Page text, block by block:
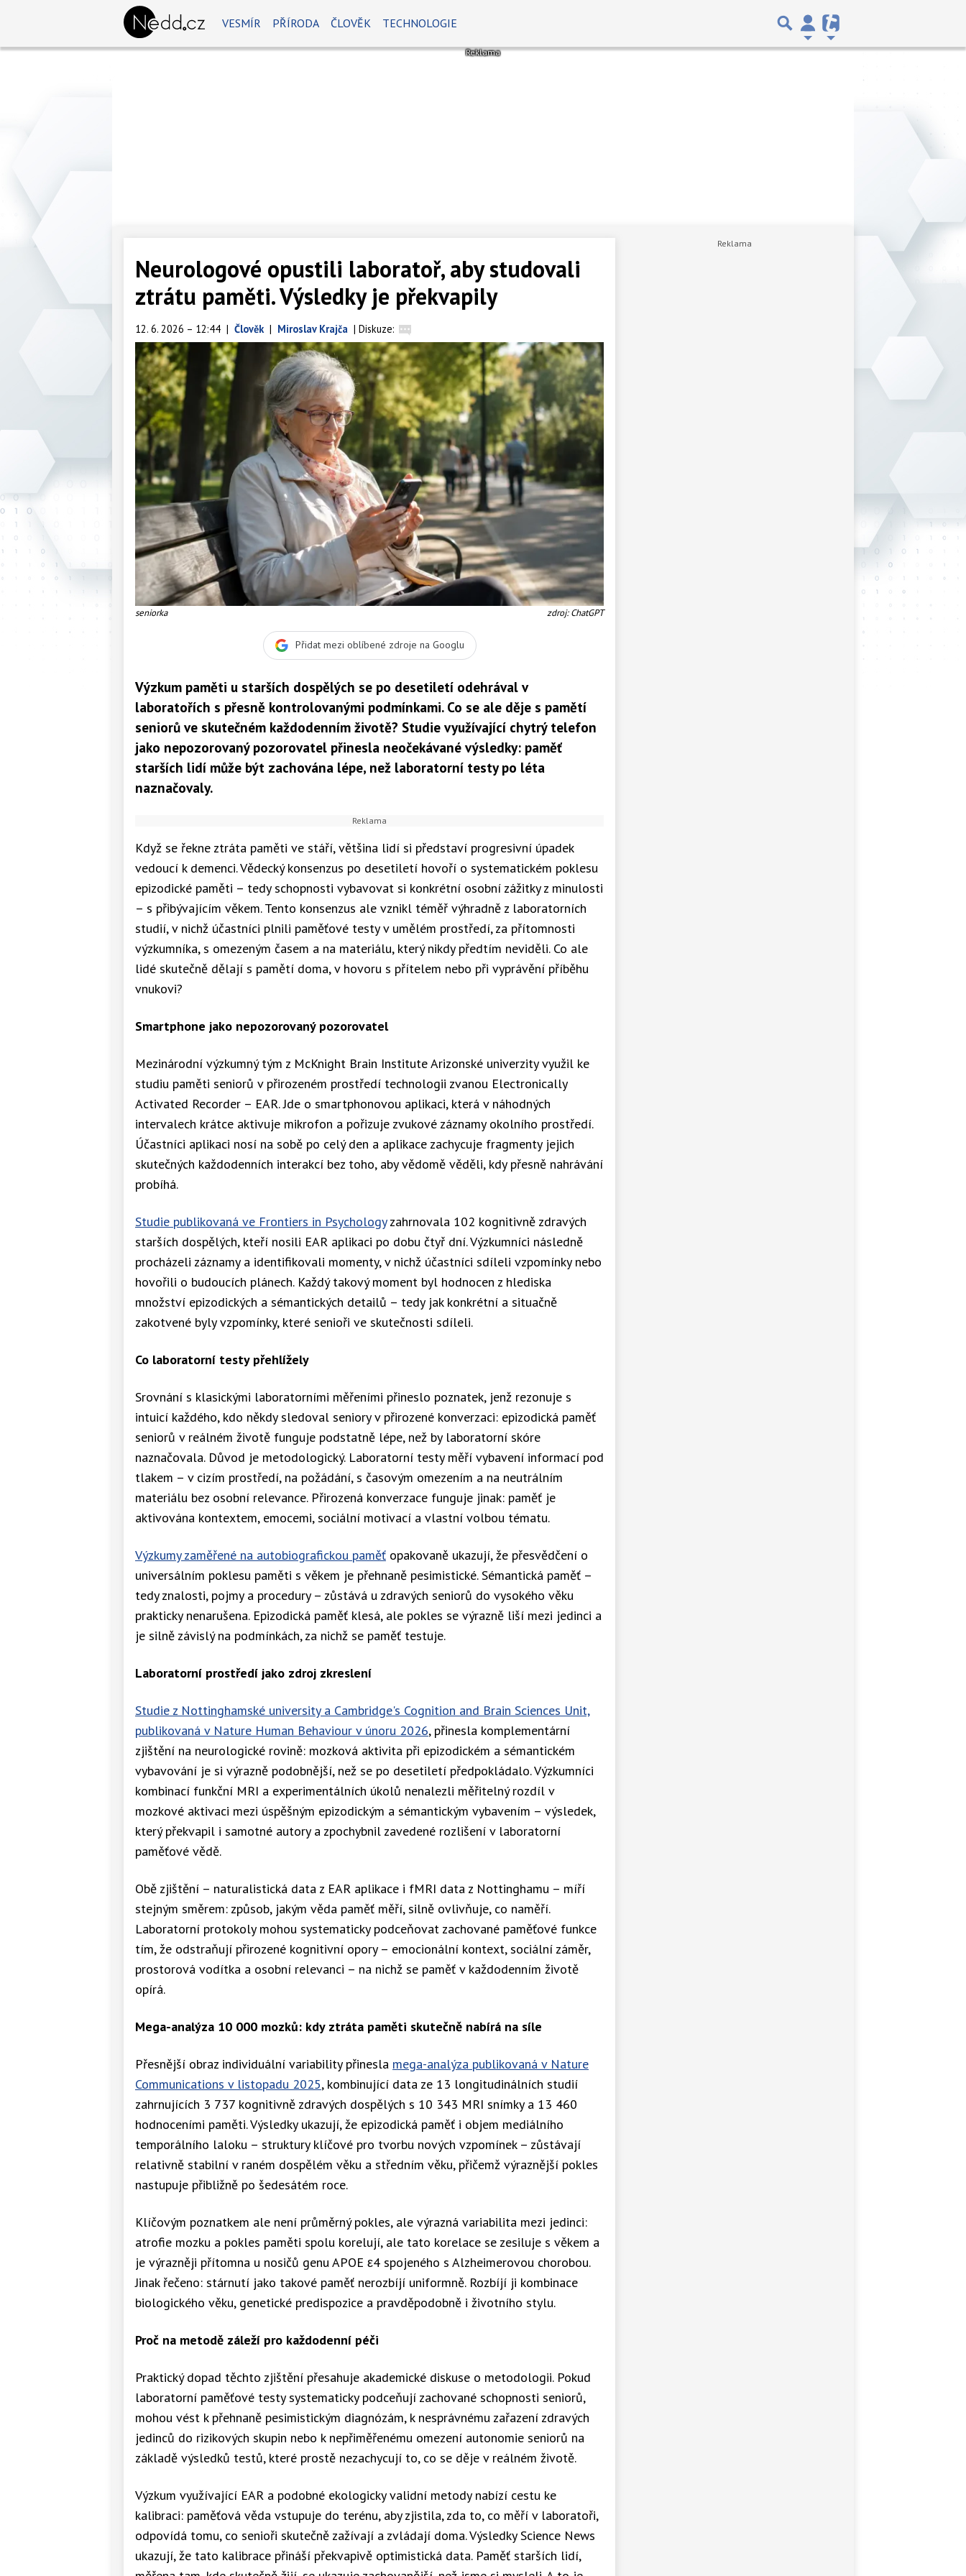
VESMÍR PŘÍRODA ČLOVĚK TECHNOLOGIE
Neurologové opustili laboratoř, aby studovali
ztrátu paměti. Výsledky je překvapily
12. 6. 2026 – 12:44 | Člověk | Miroslav Krajča | Diskuze:
seniorka zdroj: ChatGPT
Přidat mezi oblíbené zdroje na Googlu
Výzkum paměti u starších dospělých se po desetiletí odehrával v
laboratořích s přesně kontrolovanými podmínkami. Co se ale děje s pamětí
seniorů ve skutečném každodenním životě? Studie využívající chytrý telefon
jako nepozorovaný pozorovatel přinesla neočekávané výsledky: paměť
starších lidí může být zachována lépe, než laboratorní testy po léta
naznačovaly.
Když se řekne ztráta paměti ve stáří, většina lidí si představí progresivní úpadek
vedoucí k demenci. Vědecký konsenzus po desetiletí hovoří o systematickém poklesu
epizodické paměti – tedy schopnosti vybavovat si konkrétní osobní zážitky z minulosti
– s přibývajícím věkem. Tento konsenzus ale vznikl téměř výhradně z laboratorních
studií, v nichž účastníci plnili paměťové testy v umělém prostředí, za přítomnosti
výzkumníka, s omezeným časem a na materiálu, který nikdy předtím neviděli. Co ale
lidé skutečně dělají s pamětí doma, v hovoru s přítelem nebo při vyprávění příběhu
vnukovi?
Smartphone jako nepozorovaný pozorovatel
Mezinárodní výzkumný tým z McKnight Brain Institute Arizonské univerzity využil ke
studiu paměti seniorů v přirozeném prostředí technologii zvanou Electronically
Activated Recorder – EAR. Jde o smartphonovou aplikaci, která v náhodných
intervalech krátce aktivuje mikrofon a pořizuje zvukové záznamy okolního prostředí.
Účastníci aplikaci nosí na sobě po celý den a aplikace zachycuje fragmenty jejich
skutečných každodenních interakcí bez toho, aby vědomě věděli, kdy přesně nahrávání
probíhá.
Studie publikovaná ve Frontiers in Psychologyzahrnovala 102 kognitivně zdravých
starších dospělých, kteří nosili EAR aplikaci po dobu čtyř dní. Výzkumníci následně
procházeli záznamy a identifikovali momenty, v nichž účastníci sdíleli vzpomínky nebo
hovořili o budoucích plánech. Každý takový moment byl hodnocen z hlediska
množství epizodických a sémantických detailů – tedy jak konkrétní a situačně
zakotvené byly vzpomínky, které senioři ve skutečnosti sdíleli.
Co laboratorní testy přehlížely
Srovnání s klasickými laboratorními měřeními přineslo poznatek, jenž rezonuje s
intuicí každého, kdo někdy sledoval seniory v přirozené konverzaci: epizodická paměť
seniorů v reálném životě funguje podstatně lépe, než by laboratorní skóre
naznačovala. Důvod je metodologický. Laboratorní testy měří vybavení informací pod
tlakem – v cizím prostředí, na požádání, s časovým omezením a na neutrálním
materiálu bez osobní relevance. Přirozená konverzace funguje jinak: paměť je
aktivována kontextem, emocemi, sociální motivací a vlastní volbou tématu.
Výzkumy zaměřené na autobiografickou paměť opakovaně ukazují, že přesvědčení o
universálním poklesu paměti s věkem je přehnaně pesimistické. Sémantická paměť –
tedy znalosti, pojmy a procedury – zůstává u zdravých seniorů do vysokého věku
prakticky nenarušena. Epizodická paměť klesá, ale pokles se výrazně liší mezi jedinci a
je silně závislý na podmínkách, za nichž se paměť testuje.
Laboratorní prostředí jako zdroj zkreslení
Studie z Nottinghamské university a Cambridge's Cognition and Brain Sciences Unit,
publikovaná v Nature Human Behaviour v únoru 2026, přinesla komplementární
zjištění na neurologické rovině: mozková aktivita při epizodickém a sémantickém
vybavování je si výrazně podobnější, než se po desetiletí předpokládalo. Výzkumníci
kombinací funkční MRI a experimentálních úkolů nenalezli měřitelný rozdíl v
mozkové aktivaci mezi úspěšným epizodickým a sémantickým vybavením – výsledek,
který překvapil i samotné autory a zpochybnil zavedené rozlišení v laboratorní
paměťové vědě.
Obě zjištění – naturalistická data z EAR aplikace i fMRI data z Nottinghamu – míří
stejným směrem: způsob, jakým věda paměť měří, silně ovlivňuje, co naměří.
Laboratorní protokoly mohou systematicky podceňovat zachované paměťové funkce
tím, že odstraňují přirozené kognitivní opory – emocionální kontext, sociální záměr,
prostorová vodítka a osobní relevanci – na nichž se paměť v každodenním životě
opírá.
Mega-analýza 10 000 mozků: kdy ztráta paměti skutečně nabírá na síle
Přesnější obraz individuální variability přinesla mega-analýza publikovaná v Nature
Communications v listopadu 2025, kombinující data ze 13 longitudinálních studií
zahrnujících 3 737 kognitivně zdravých dospělých s 10 343 MRI snímky a 13 460
hodnoceními paměti. Výsledky ukazují, že epizodická paměť i objem mediálního
temporálního laloku – struktury klíčové pro tvorbu nových vzpomínek – zůstávají
relativně stabilní v raném dospělém věku a středním věku, přičemž výraznější pokles
nastupuje přibližně po šedesátém roce.
Klíčovým poznatkem ale není průměrný pokles, ale výrazná variabilita mezi jedinci:
atrofie mozku a pokles paměti spolu korelují, ale tato korelace se zesiluje s věkem a
je výrazněji přítomna u nosičů genu APOE ε4 spojeného s Alzheimerovou chorobou.
Jinak řečeno: stárnutí jako takové paměť nerozbíjí uniformně. Rozbíjí ji kombinace
biologického věku, genetické predispozice a pravděpodobně i životního stylu.
Proč na metodě záleží pro každodenní péči
Praktický dopad těchto zjištění přesahuje akademické diskuse o metodologii. Pokud
laboratorní paměťové testy systematicky podceňují zachované schopnosti seniorů,
mohou vést k přehnaně pesimistickým diagnózám, k nesprávnému zařazení zdravých
jedinců do rizikových skupin nebo k nepřiměřenému omezení autonomie seniorů na
základě výsledků testů, které prostě nezachycují to, co se děje v reálném životě.
Výzkum využívající EAR a podobné ekologicky validní metody nabízí cestu ke
kalibraci: paměťová věda vstupuje do terénu, aby zjistila, zda to, co měří v laboratoři,
odpovídá tomu, co senioři skutečně zažívají a zvládají doma. Výsledky Science News
ukazují, že tato kalibrace přináší překvapivě optimistická data. Paměť starších lidí,